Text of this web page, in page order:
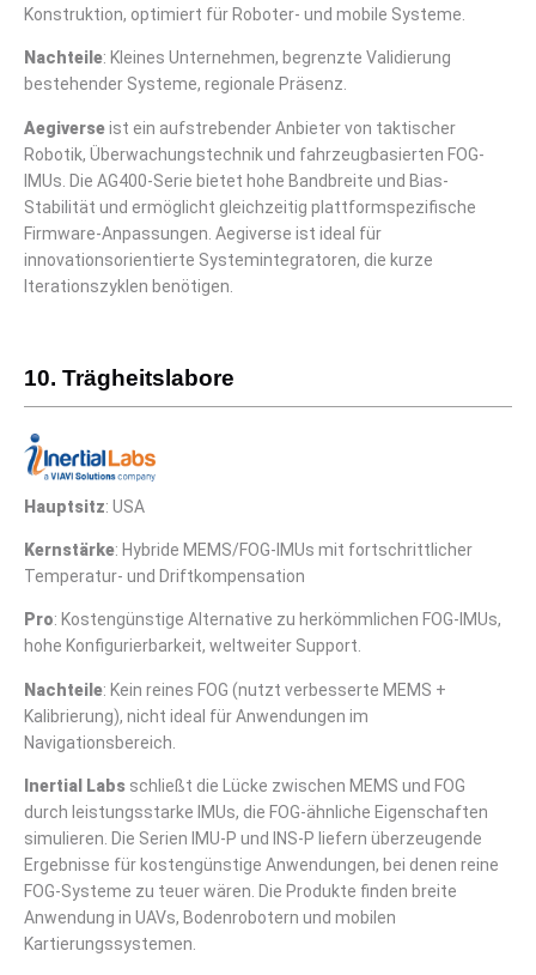
Konstruktion, optimiert für Roboter- und mobile Systeme.
Nachteile: Kleines Unternehmen, begrenzte Validierung
bestehender Systeme, regionale Präsenz.
Aegiverseist ein aufstrebender Anbieter von taktischer
Robotik, Überwachungstechnik und fahrzeugbasierten FOG-
IMUs. Die AG400-Serie bietet hohe Bandbreite und Bias-
Stabilität und ermöglicht gleichzeitig plattformspezifische
Firmware-Anpassungen. Aegiverse ist ideal für
innovationsorientierte Systemintegratoren, die kurze
Iterationszyklen benötigen.
10. Trägheitslabore
Hauptsitz: USA
Kernstärke: Hybride MEMS/FOG-IMUs mit fortschrittlicher
Temperatur- und Driftkompensation
Pro: Kostengünstige Alternative zu herkömmlichen FOG-IMUs,
hohe Konfigurierbarkeit, weltweiter Support.
Nachteile: Kein reines FOG (nutzt verbesserte MEMS +
Kalibrierung), nicht ideal für Anwendungen im
Navigationsbereich.
Inertial Labs schließt die Lücke zwischen MEMS und FOG
durch leistungsstarke IMUs, die FOG-ähnliche Eigenschaften
simulieren. Die Serien IMU-P und INS-P liefern überzeugende
Ergebnisse für kostengünstige Anwendungen, bei denen reine
FOG-Systeme zu teuer wären. Die Produkte finden breite
Anwendung in UAVs, Bodenrobotern und mobilen
Kartierungssystemen.